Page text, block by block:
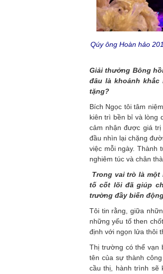
Qúy ông Hoàn hảo
Giải thưởng Bông
đâu là khoảnh khắc
tặng?
Bích Ngọc tôi tâm
kiên trì bền bỉ và lòng
cảm nhận được giá
đầu nhìn lại chặng
việc mỗi ngày. Thành
nghiêm túc và chân
Trong vai trò là
tố cốt lõi đã giúp
trường đầy biến
Tôi tin rằng, giữa
những yếu tố then
định với ngọn lửa thôi
Thị trường có thể vạn
tên của sự thành
cầu thị, hành trình sẽ